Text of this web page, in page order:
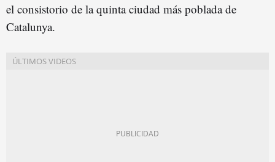
el consistorio de la quinta ciudad más poblada de
Catalunya.